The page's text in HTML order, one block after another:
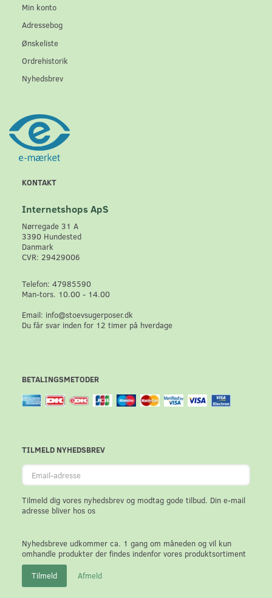
Min konto
Adressebog
Ønskeliste
Ordrehistorik
Nyhedsbrev
KONTAKT
Internetshops ApS
Nørregade 31 A
3390 Hundested
Danmark
CVR: 29429006
Telefon: 47985590
Man-tors. 10.00 - 14.00
Email: info@stoevsugerposer.dk
Du får svar inden for 12 timer på hverdage
BETALINGSMETODER
TILMELD NYHEDSBREV
Email-
adresse
Tilmeld dig vores nyhedsbrev og modtag gode tilbud. Din e-mail
adresse bliver hos os
Nyhedsbreve udkommer ca. 1 gang om måneden og vil kun
omhandle produkter der findes indenfor vores produktsortiment
Tilmeld Afmeld